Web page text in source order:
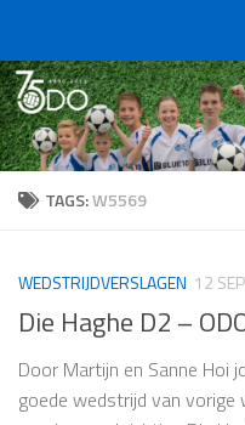
TAGS:W5569
WEDSTRIJDVERSLAGEN 12
Die Haghe D2 –
Door Martijn en Sanne Hoi
goede wedstrijd van